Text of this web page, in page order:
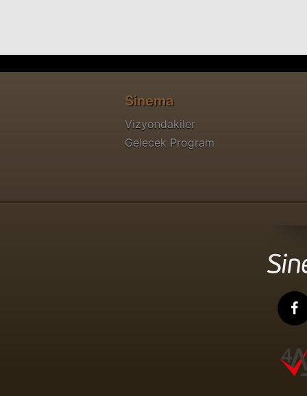
Sinema
Vizyondakiler
Gelecek Program